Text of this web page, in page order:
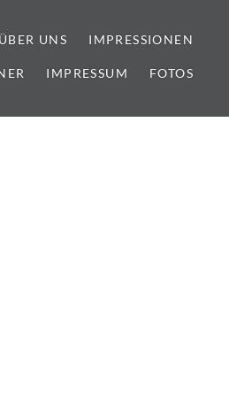
ÜBER UNS IMPRESSIONEN
IMPRESSUM FOTOS